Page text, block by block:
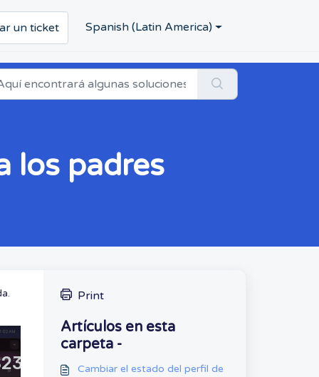
un ticket Spanish (Latin America)
los padres
Print
Artículos en esta
carpeta -
Cambiar el estado del perfil de